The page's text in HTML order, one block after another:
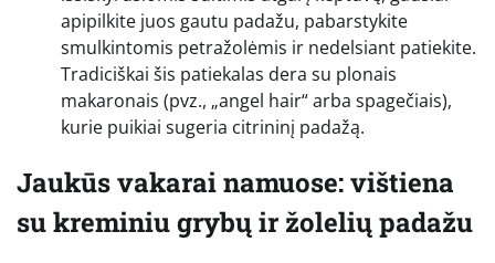
apipilkite juos gautu padažu, pabarstykite
smulkintomis petražolėmis ir nedelsiant patiekite.
Tradiciškai šis patiekalas dera su plonais
makaronais (pvz., „angel hair“ arba spagečiais),
kurie puikiai sugeria citrininį padažą.
Jaukūs vakarai namuose: vištiena
su kreminiu grybų ir žolelių padažu